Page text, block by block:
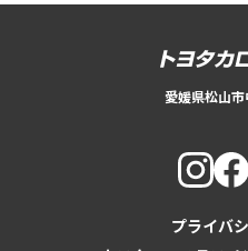
愛媛県松山
プライバ